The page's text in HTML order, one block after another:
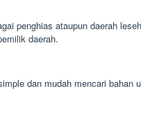
penghias ataupun daerah
daerah.
dan mudah mencari